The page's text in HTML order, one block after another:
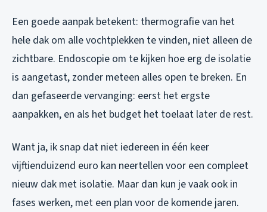
Een goede aanpak betekent: thermografie van het
hele dak om alle vochtplekken te vinden, niet alleen de
zichtbare. Endoscopie om te kijken hoe erg de isolatie
is aangetast, zonder meteen alles open te breken. En
dan gefaseerde vervanging: eerst het ergste
aanpakken, en als het budget het toelaat later de rest.
Want ja, ik snap dat niet iedereen in één keer
vijftienduizend euro kan neertellen voor een compleet
nieuw dak met isolatie. Maar dan kun je vaak ook in
fases werken, met een plan voor de komende jaren.